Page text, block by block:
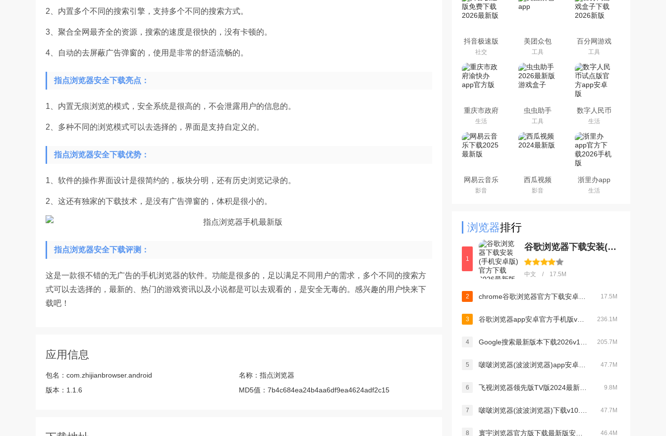
2、内置多个不同的搜索引擎，支持多个不同的搜索方式。
3、聚合全网最齐全的资源，搜索的速度是很快的，没有卡顿的。
4、自动的去屏蔽广告弹窗的，使用是非常的舒适流畅的。
指点浏览器安全下载亮点：
1、内置无痕浏览的模式，安全系统是很高的，不会泄露用户的信息的。
2、多种不同的浏览模式可以去选择的，界面是支持自定义的。
指点浏览器安全下载优势：
1、软件的操作界面设计是很简约的，板块分明，还有历史浏览记录的。
2、这还有独家的下载技术，是没有广告弹窗的，体积是很小的。
指点浏览器安全下载评测：
这是一款很不错的无广告的手机浏览器的软件。功能是很多的，足以满足不同用户的需求，多个不同的搜索方
式可以去选择的，最新的、热门的游戏资讯以及小说都是可以去观看的，是安全无毒的。感兴趣的用户快来下
载吧！
应用信息
包名： com.zhijianbrowser.android 名称： 指点浏览器
版本： 1.1.6 MD5值： 7b4c684ea24b4aa6df9ea4624adf2c15
抖音极速版
免费下载
2026最新版
社交
美团众包
app
工具
百分网游戏
盒子下载
2026新版
工具
重庆市政府
渝快办app
官方版
生活
虫虫助手
2026最新版
游戏盒子
工具
数字人民币
试点版官方
app安卓版
生活
网易云音乐
下载2025最
新版
影音
西瓜视频
2024最新版
影音
浙里办app
官方下载
2026手机版
生活
浏览器排行
1
谷歌浏览器下载安装(手机安卓版)官方下载2026最新版v145.0.7632.109安卓最新版
中文 / 17.5M
2 17.5M
3 236.1M
4 205.7M
5 47.7M
6 9.8M
7 47.7M
8 46.4M